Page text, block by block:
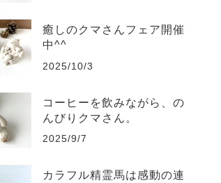
癒しのクマさんフェア開催
中^^
2025/10/3
コーヒーを飲みながら、の
んびりクマさん。
2025/9/7
カラフル精霊馬は感動の連